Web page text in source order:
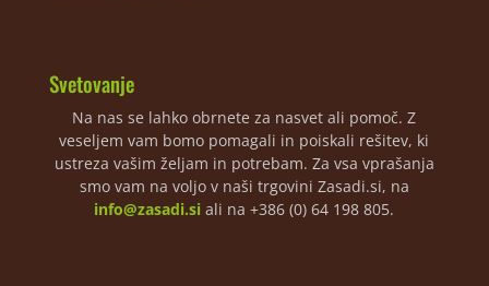
Svetovanje
Na nas se lahko obrnete za nasvet ali pomoč. Z
veseljem vam bomo pomagali in poiskali rešitev, ki
ustreza vašim željam in potrebam. Za vsa vprašanja
smo vam na voljo v naši trgovini Zasadi.si, na
info@zasadi.si ali na +386 (0) 64 198 805.